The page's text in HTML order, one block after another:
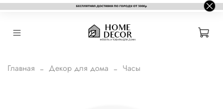
Главная Декор для дома Часы